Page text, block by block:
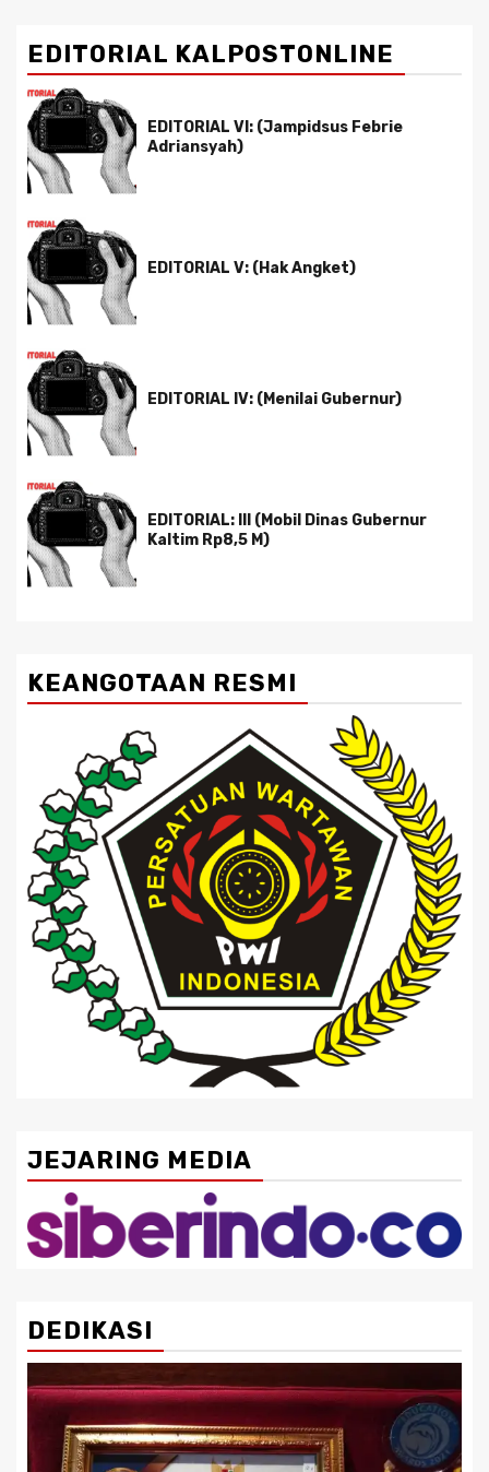
EDITORIAL KALPOSTONLINE
EDITORIAL VI: (Jampidsus Febrie
Adriansyah)
EDITORIAL V: (Hak Angket)
EDITORIAL IV: (Menilai Gubernur)
EDITORIAL: III (Mobil Dinas Gubernur
Kaltim Rp8,5 M)
KEANGOTAAN RESMI
JEJARING MEDIA
DEDIKASI